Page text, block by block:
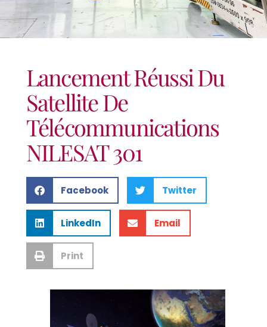
Lancement Réussi Du
Satellite De
Télécommunications
NILESAT 301
Facebook Twitter
LinkedIn Email
Print